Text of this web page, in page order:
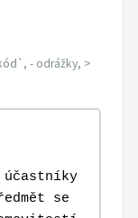
- odrážky, >